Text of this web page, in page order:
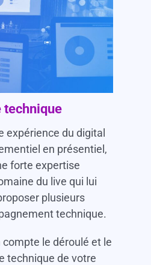
technique
expérience du digital
en présentiel,
forte expertise
du live qui lui
plusieurs
technique.
le déroulé et le
technique de votre